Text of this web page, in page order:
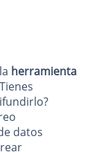
herramienta
datos